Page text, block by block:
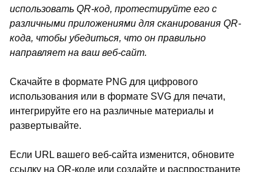
использовать QR-код, протестируйте его с
различными приложениями для сканирования QR-
кода, чтобы убедиться, что он правильно
направляет на ваш веб-сайт.
Скачайте в формате PNG для цифрового
использования или в формате SVG для печати,
интегрируйте его на различные материалы и
развертывайте.
Если URL вашего веб-сайта изменится, обновите
ссылку на QR-коде или создайте и распространите